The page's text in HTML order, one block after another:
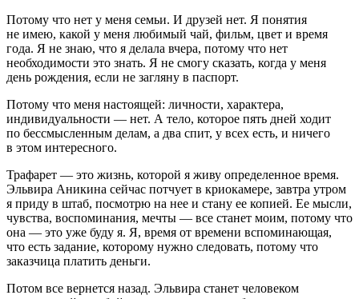
Потому что нет у меня семьи. И друзей нет. Я понятия
не имею, какой у меня любимый чай, фильм, цвет и время
года. Я не знаю, что я делала вчера, потому что нет
необходимости это знать. Я не смогу сказать, когда у меня
день рождения, если не загляну в паспорт.
Потому что меня настоящей: личности, характера,
индивидуальности — нет. А тело, которое пять дней ходит
по бессмысленным делам, а два спит, у всех есть, и ничего
в этом интересного.
Трафарет — это жизнь, которой я живу определенное время.
Эльвира Аникина сейчас потчует в криокамере, завтра утром
я приду в штаб, посмотрю на нее и стану ее копией. Ее мысли,
чувства, воспоминания, мечты — все станет моим, потому что
она — это уже буду я. Я, время от времени вспоминающая,
что есть задание, которому нужно следовать, потому что
заказчица платить деньги.
Потом все вернется назад. Эльвира станет человеком